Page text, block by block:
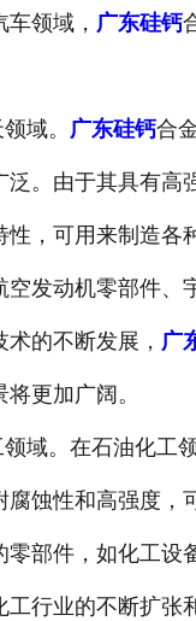
领域， 广东硅钙
域。 广东硅钙合
泛。由于其具有高
性，可用来制造各
发动机零部件、
的不断发展， 广
更加广阔。
。在石油化工领
腐蚀性和高强度，
零部件，如化工设
工行业的不断扩张